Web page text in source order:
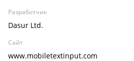
Разработчик
Dasur Ltd.
Сайт
www.mobiletextinput.com